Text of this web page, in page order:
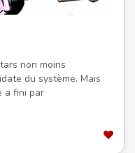
non moins
du système. Mais
a fini par